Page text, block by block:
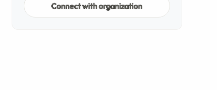
Connect with organization